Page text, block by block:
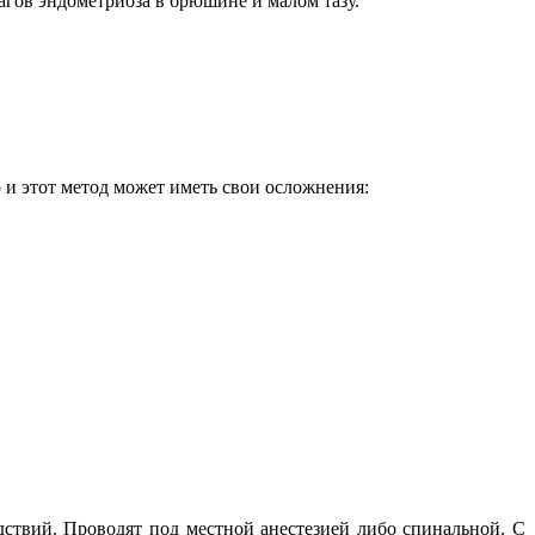
этот метод может иметь свои осложнения:
Проводят под местной анестезией либо спинальной. С